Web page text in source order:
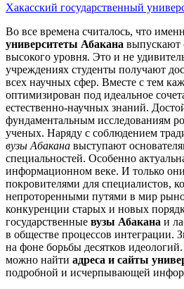
Хакасский государственный
Во все времена считалось, что
университеты Абакана выпускают
высокого уровня. Это и не
учреждениях студенты получают
всех научных сфер. Вместе с тем
оптимизирован под идеальное
естественно-научных знаний.
фундаментальным исследованиям
ученых. Наряду с соблюдением
вузы Абакана выступают
специальностей. Особенно
информационном веке. И только
покровителями для специалистов,
непроторенными путями в мир
конкуренции старых и новых
государственные вузы Абакана и
в обществе процессов интеграции.
на фоне борьбы десятков
можно найти адреса и сайты
подробной и исчерпывающей